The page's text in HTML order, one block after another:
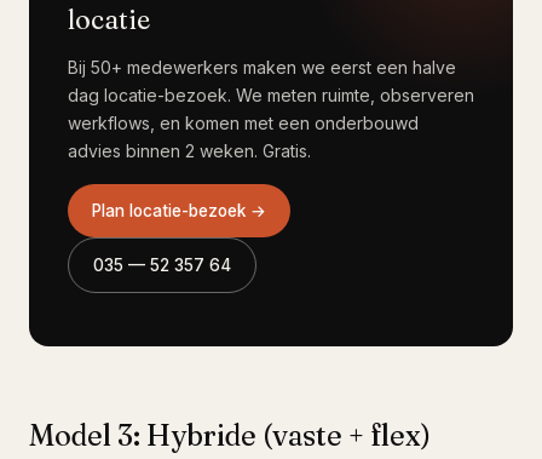
locatie
Bij 50+ medewerkers maken we eerst een halve
dag locatie-bezoek. We meten ruimte, observeren
werkflows, en komen met een onderbouwd
advies binnen 2 weken. Gratis.
Plan locatie-bezoek →
035 — 52 357 64
Model 3: Hybride (vaste + flex)